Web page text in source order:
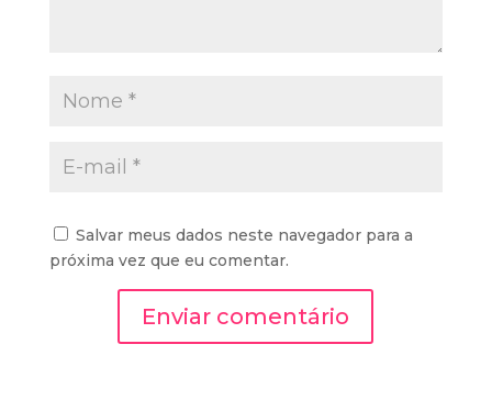
Salvar meus dados neste navegador para a
próxima vez que eu comentar.
Enviar comentário